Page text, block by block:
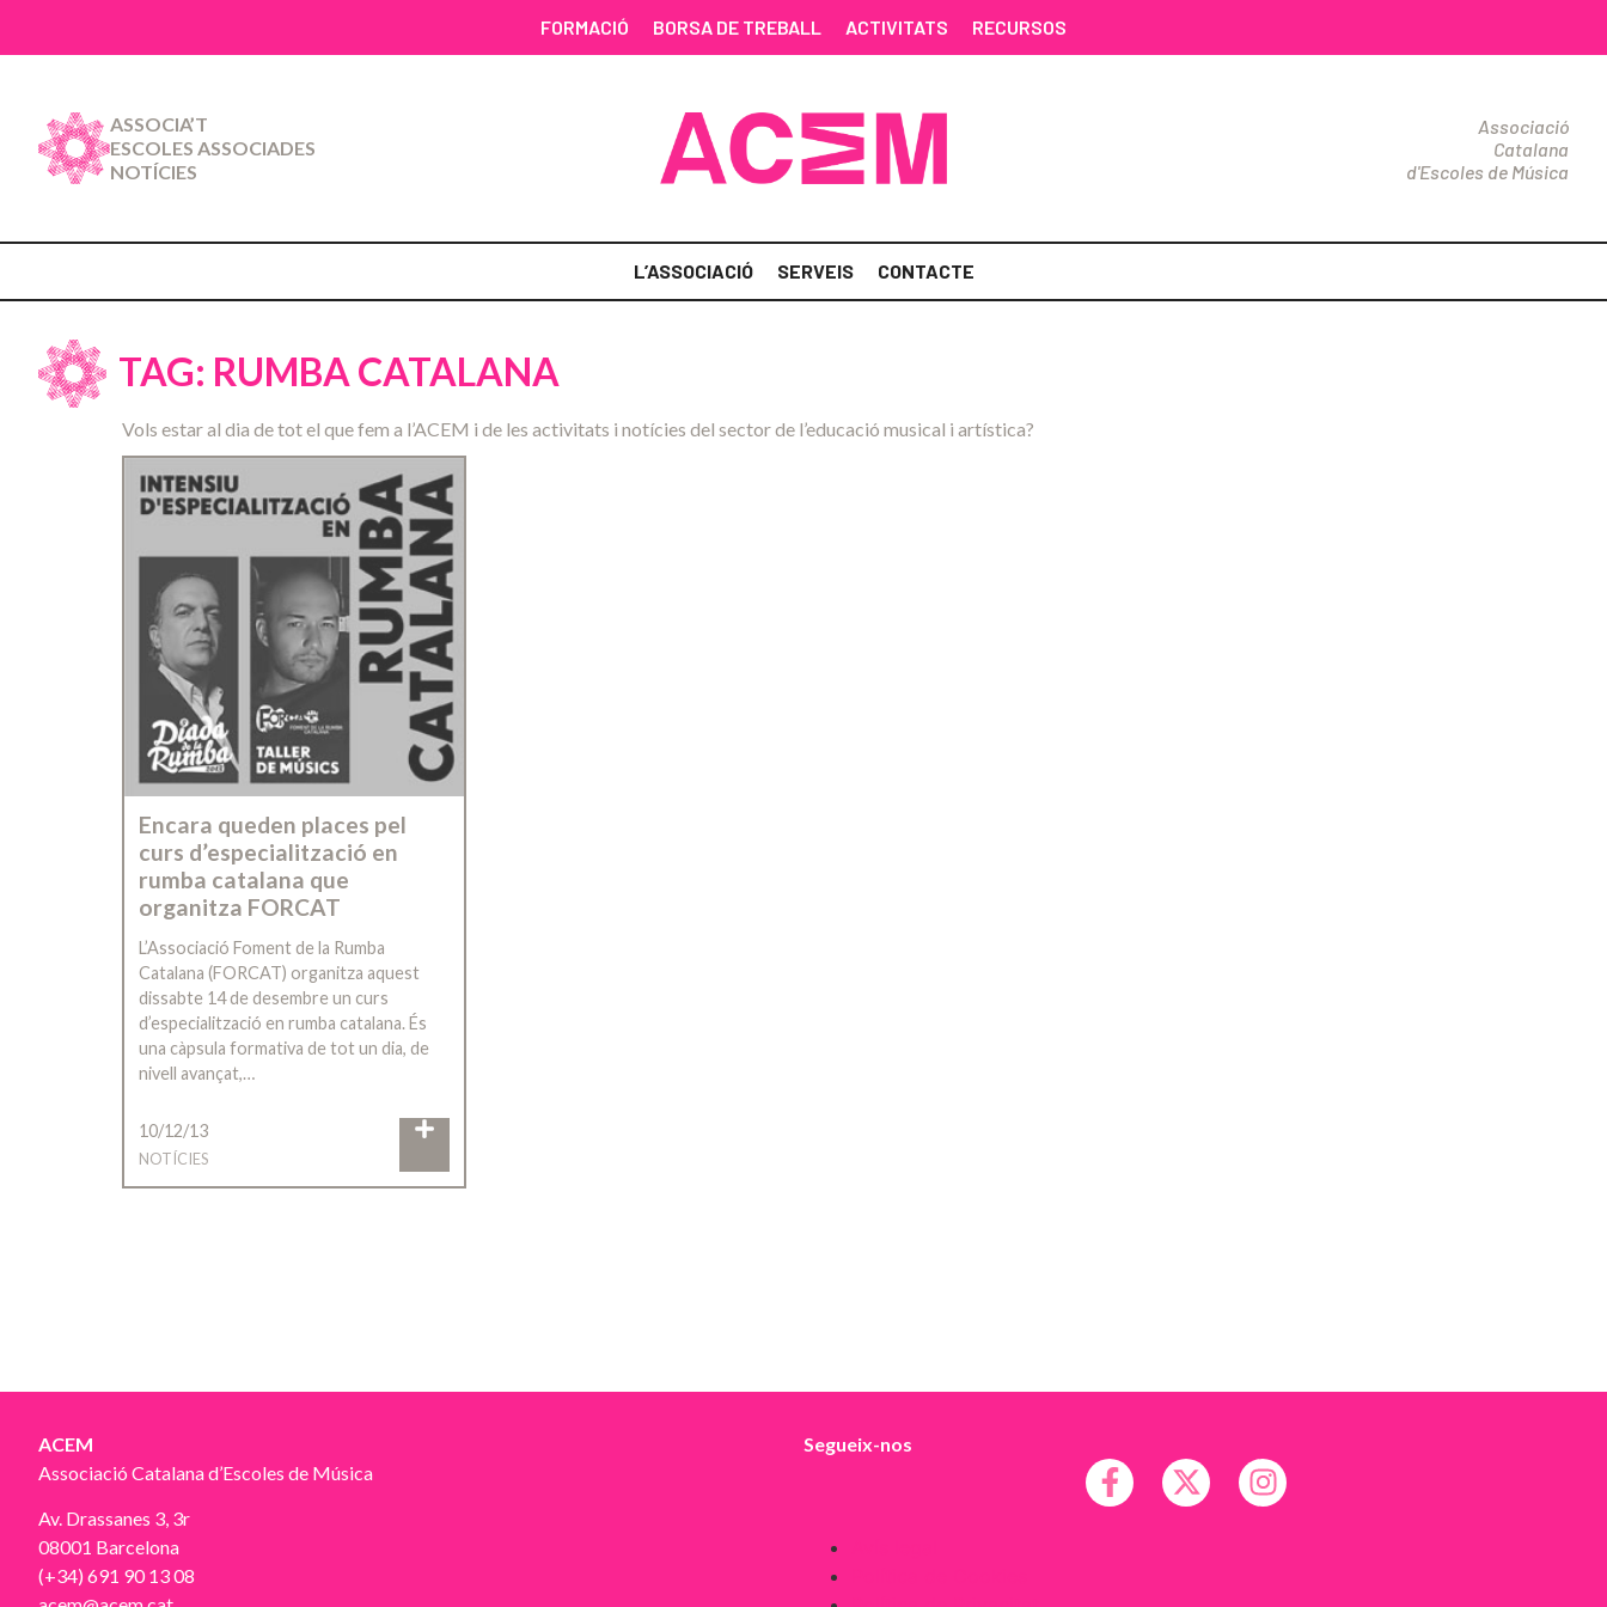
FORMACIÓ BORSA DE TREBALL ACTIVITATS RECURSOS
ASSOCIA’T
ESCOLES ASSOCIADES
NOTÍCIES
Associació
Catalana
d'Escoles de Música
L’ASSOCIACIÓ SERVEIS CONTACTE
TAG: RUMBA CATALANA
Vols estar al dia de tot el que fem a l’ACEM i de les activitats i notícies del sector de l’educació musical i artística?
Encara queden places pel
curs d’especialització en
rumba catalana que
organitza FORCAT
L’Associació Foment de la Rumba
Catalana (FORCAT) organitza aquest
dissabte 14 de desembre un curs
d’especialització en rumba catalana. És
una càpsula formativa de tot un dia, de
nivell avançat,…
10/12/13
NOTÍCIES
ACEM
Associació Catalana d’Escoles de Música
Av. Drassanes 3, 3r
08001 Barcelona
(+34) 691 90 13 08
Segueix-nos